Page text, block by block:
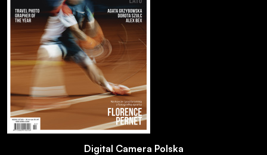
Digital Camera Polska